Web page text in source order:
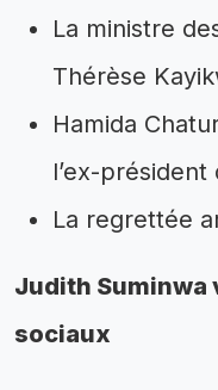
La ministre
Thérèse
Hamida
l’ex-président
La regrettée
Judith Suminwa
sociaux